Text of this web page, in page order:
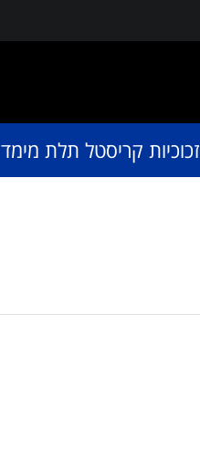
זכוכיות קריסטל תלת מימד